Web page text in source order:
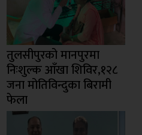
तुलसीपुरको मानपुरमा
निःशुल्क आँखा शिविर,१२८
जना मोतिविन्दुका बिरामी
फेला